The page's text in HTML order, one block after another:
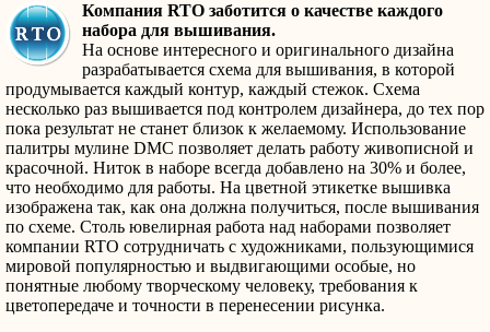
Компания RTO заботится о качестве каждого
набора для вышивания.
На основе интересного и оригинального дизайна
разрабатывается схема для вышивания, в которой
продумывается каждый контур, каждый стежок. Схема
несколько раз вышивается под контролем дизайнера, до тех пор
пока результат не станет близок к желаемому. Использование
палитры мулине DMC позволяет делать работу живописной и
красочной. Ниток в наборе всегда добавлено на 30% и более,
что необходимо для работы. На цветной этикетке вышивка
изображена так, как она должна получиться, после вышивания
по схеме. Столь ювелирная работа над наборами позволяет
компании RTO сотрудничать с художниками, пользующимися
мировой популярностью и выдвигающими особые, но
понятные любому творческому человеку, требования к
цветопередаче и точности в перенесении рисунка.